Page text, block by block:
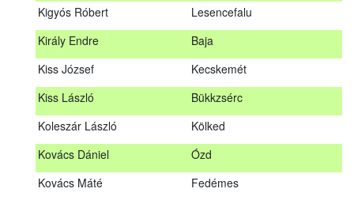
Kigyós Róbert
Lesencefalu
Király Endre
Baja
Kiss József
Kecskemét
Kiss László
Bükkzsérc
Koleszár László
Kölked
Kovács Dániel
Ózd
Kovács Máté
Fedémes
Kámi Márk
Kántor Péter
Baja